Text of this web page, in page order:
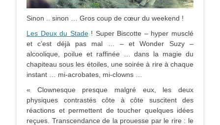
Sinon .. sinon … Gros coup de cœur du weekend !
Les Deux du Stade! Super Biscotte – hyper musclé
et c’est déjà pas mal … – et Wonder Suzy –
alcoolique, poilue et raffinée … dans la magie du
chapiteau sous les étoiles, une soirée à rire à chaque
instant … mi-acrobates, mi-clowns …
« Clownesque presque malgré eux, les deux
physiques contrastés côte à côte suscitent des
réactions et permettent de toucher quelques idées
reçues. Transcendance de la prouesse par le rire : le